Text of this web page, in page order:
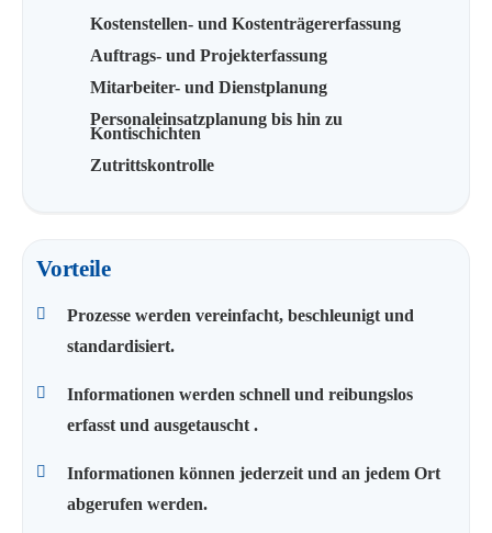
Kostenstellen- und Kostenträgererfassung
Auftrags- und Projekterfassung
Mitarbeiter- und Dienstplanung
Personaleinsatzplanung bis hin zu
Kontischichten
Zutrittskontrolle
Vorteile
Prozesse werden vereinfacht, beschleunigt und
standardisiert.
Informationen werden schnell und reibungslos
erfasst und ausgetauscht .
Informationen können jederzeit und an jedem Ort
abgerufen werden.